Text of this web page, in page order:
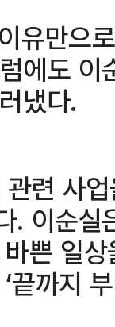
유만으
에도 이
냈다.
련 사
. 이순
쁜 일
끝까지